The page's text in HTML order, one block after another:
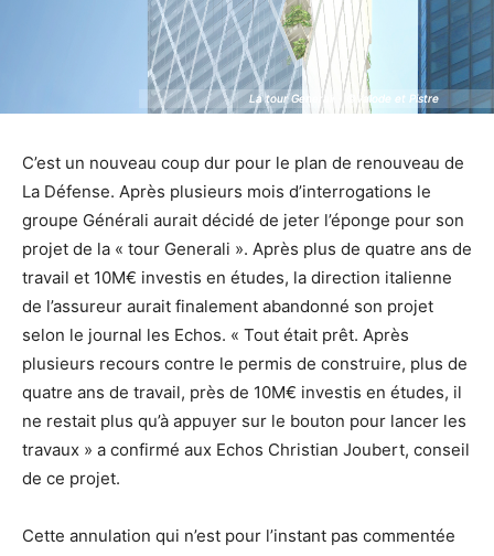
La tour Generali - ©Valode et Pistre
La tour Generali - ©Valode et Pistre
C’est un nouveau coup dur pour le plan de renouveau de
La Défense. Après plusieurs mois d’interrogations le
groupe Générali aurait décidé de jeter l’éponge pour son
projet de la « tour Generali ». Après plus de quatre ans de
travail et 10M€ investis en études, la direction italienne
de l’assureur aurait finalement abandonné son projet
selon le journal les Echos. « Tout était prêt. Après
plusieurs recours contre le permis de construire, plus de
quatre ans de travail, près de 10M€ investis en études, il
ne restait plus qu’à appuyer sur le bouton pour lancer les
travaux » a confirmé aux Echos Christian Joubert, conseil
de ce projet.
Cette annulation qui n’est pour l’instant pas commentée